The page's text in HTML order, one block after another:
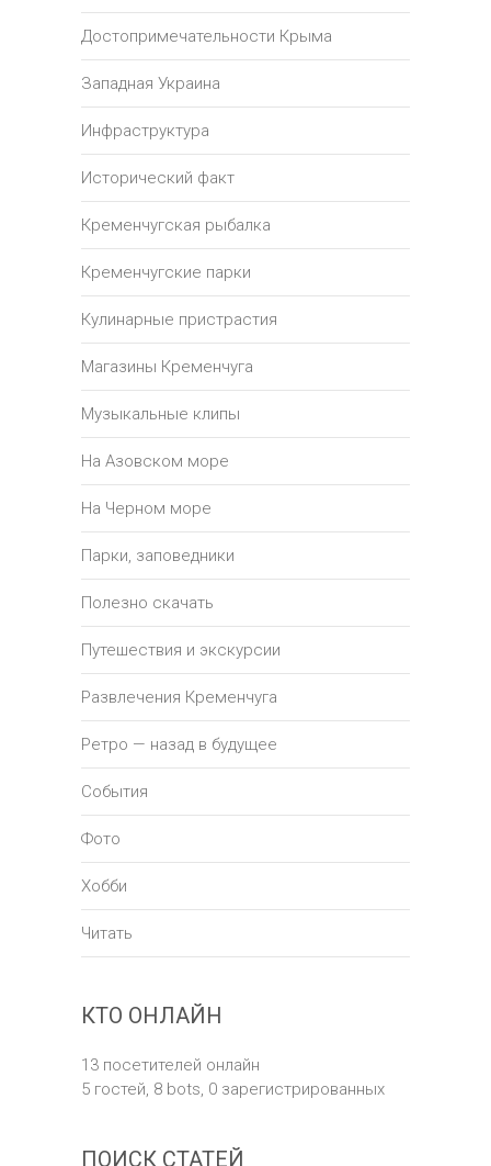
Достопримечательности Крыма
Западная Украина
Инфраструктура
Исторический факт
Кременчугская рыбалка
Кременчугские парки
Кулинарные пристрастия
Магазины Кременчуга
Музыкальные клипы
На Азовском море
На Черном море
Парки, заповедники
Полезно скачать
Путешествия и экскурсии
Развлечения Кременчуга
Ретро — назад в будущее
События
Фото
Хобби
Читать
КТО ОНЛАЙН
13 посетителей онлайн
5 гостей, 8 bots, 0 зарегистрированных
ПОИСК СТАТЕЙ